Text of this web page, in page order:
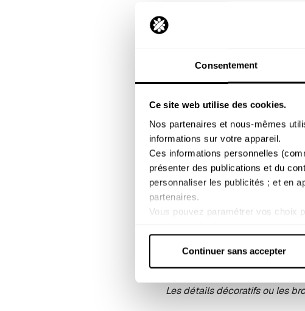
Consentement
Ce site web utilise des cookies.
Nos partenaires et nous-mêmes
informations sur votre appareil.
Ces informations personnelles
présenter des publications et du
personnaliser les publicités ; et en
partenaires.
Vous pouvez paramétrer vos choix
Continuer sans accepter
La coupe crée une
Les délavagesfoncés ou
Les détails (surpiqûres,
l’harmonie.
Si votre silhouette
Le bootcut permet d’apporter
L’évasement crée du
Les
poches arrière bien
Les détails décoratifs ou les